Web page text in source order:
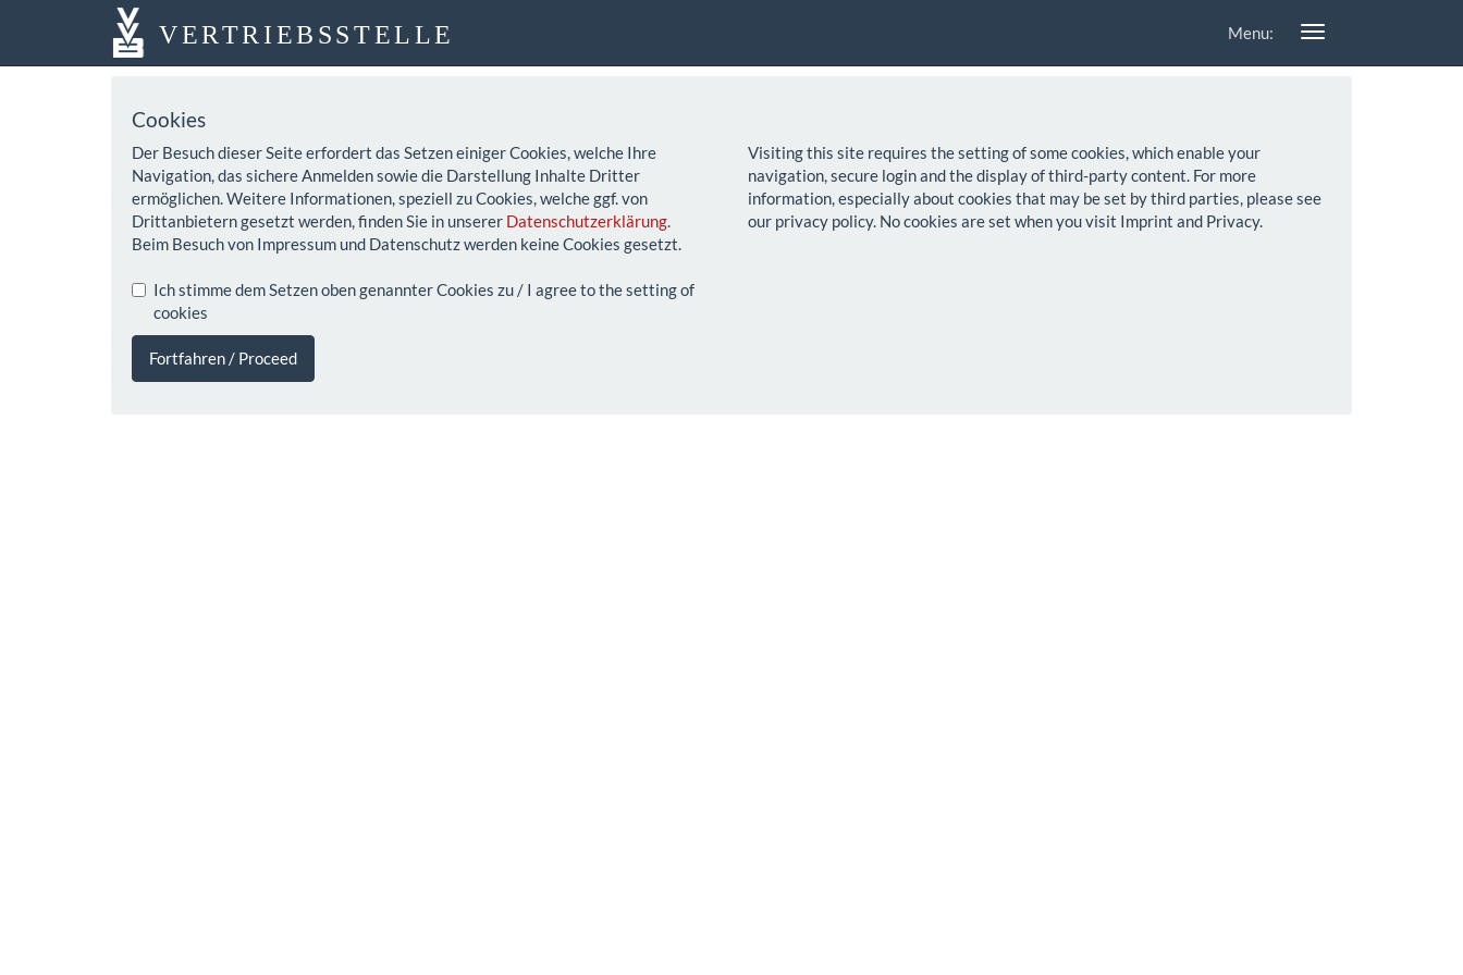
VERTRIEBSSTELLE Menu:
Cookies
Der Besuch dieser Seite erfordert das Setzen einiger Cookies, welche Ihre
Navigation, das sichere Anmelden sowie die Darstellung Inhalte Dritter
ermöglichen. Weitere Informationen, speziell zu Cookies, welche ggf. von
Drittanbietern gesetzt werden, finden Sie in unserer Datenschutzerklärung.
Beim Besuch von Impressum und Datenschutz werden keine Cookies gesetzt.
Ich stimme dem Setzen oben genannter Cookies zu / I agree to the setting of
cookies
Fortfahren / Proceed
Visiting this site requires the setting of some cookies, which enable your
navigation, secure login and the display of third-party content. For more
information, especially about cookies that may be set by third parties, please see
our privacy policy. No cookies are set when you visit Imprint and Privacy.